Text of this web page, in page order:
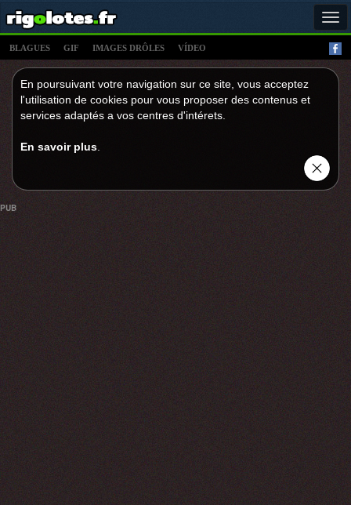
BLAGUES GIF IMAGES DRÔLES VÍDEO
En poursuivant votre navigation sur ce site, vous acceptez
l'utilisation de cookies pour vous proposer des contenus et
services adaptés a vos centres d'intérets.
En savoir plus
PUB